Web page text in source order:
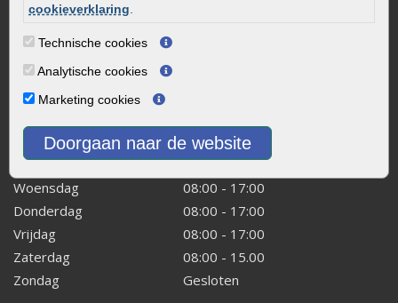
cookieverklaring
Technische cookies
Analytische cookies
Marketing cookies
Doorgaan naar de website
Kaapstanderweg 41
8243 RB Lelystad
info@onlinetuinwarenhuis.nl
Openingstijden
Maandag
08:00 - 17:00
Dinsdag
08:00 - 17:00
Woensdag
08:00 - 17:00
Donderdag
08:00 - 17:00
Vrijdag
08:00 - 17:00
Zaterdag
08:00 - 15.00
Zondag
Gesloten